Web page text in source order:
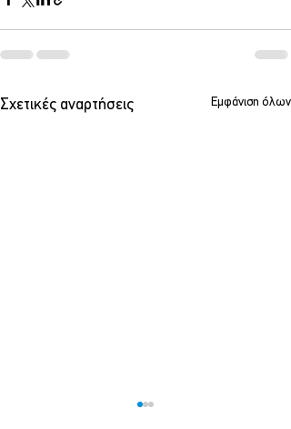
Σχετικές αναρτήσεις Εμφάνιση όλων